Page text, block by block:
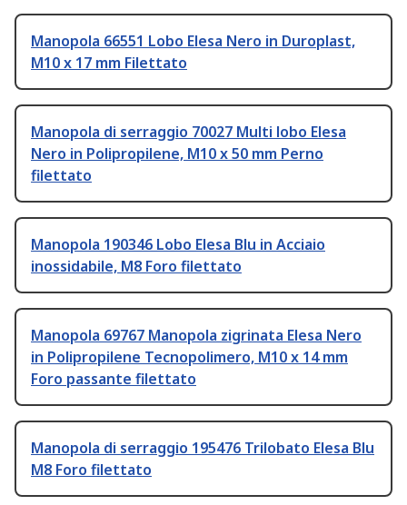
Manopola 66551 Lobo Elesa Nero in Duroplast,
M10 x 17 mm Filettato
Manopola di serraggio 70027 Multi lobo Elesa
Nero in Polipropilene, M10 x 50 mm Perno
filettato
Manopola 190346 Lobo Elesa Blu in Acciaio
inossidabile, M8 Foro filettato
Manopola 69767 Manopola zigrinata Elesa Nero
in Polipropilene Tecnopolimero, M10 x 14 mm
Foro passante filettato
Manopola di serraggio 195476 Trilobato Elesa Blu
M8 Foro filettato